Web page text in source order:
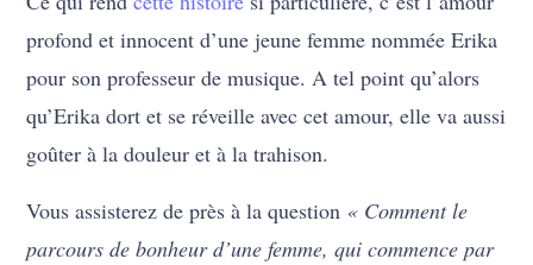
profond et innocent d’une jeune femme nommée Erika
pour son professeur de musique. A tel point qu’alors
qu’Erika dort et se réveille avec cet amour, elle va aussi
goûter à la douleur et à la trahison.
Vous assisterez de près à la question « Comment le
parcours de bonheur d’une femme, qui commence par